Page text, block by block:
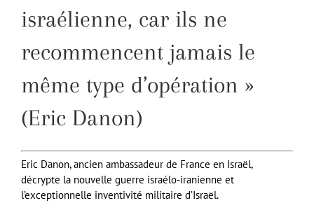
israélienne, car ils ne
recommencent jamais le
même type d’opération »
(Eric Danon)
Eric Danon, ancien ambassadeur de France en Israël,
décrypte la nouvelle guerre israélo-iranienne et
l’exceptionnelle inventivité militaire d’Israël.